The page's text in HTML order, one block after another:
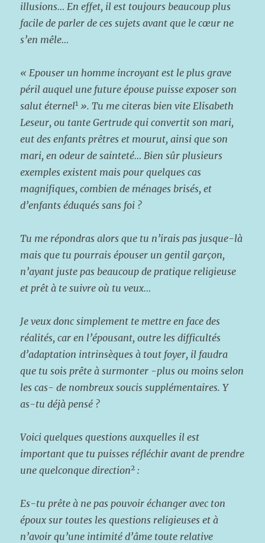
illusions… En effet, il est toujours beaucoup plus
facile de parler de ces sujets avant que le cœur ne
s’en mêle…
« Epouser un homme incroyant est le plus grave
péril auquel une future épouse puisse exposer son
salut éternel1 ». Tu me citeras bien vite Elisabeth
Leseur, ou tante Gertrude qui convertit son mari,
eut des enfants prêtres et mourut, ainsi que son
mari, en odeur de sainteté… Bien sûr plusieurs
exemples existent mais pour quelques cas
magnifiques, combien de ménages brisés, et
d’enfants éduqués sans foi ?
Tu me répondras alors que tu n’irais pas jusque-là
mais que tu pourrais épouser un gentil garçon,
n’ayant juste pas beaucoup de pratique religieuse
et prêt à te suivre où tu veux…
Je veux donc simplement te mettre en face des
réalités, car en l’épousant, outre les difficultés
d’adaptation intrinsèques à tout foyer, il faudra
que tu sois prête à surmonter -plus ou moins selon
les cas- de nombreux soucis supplémentaires. Y
as-tu déjà pensé ?
Voici quelques questions auxquelles il est
important que tu puisses réfléchir avant de prendre
une quelconque direction2 :
Es-tu prête à ne pas pouvoir échanger avec ton
époux sur toutes les questions religieuses et à
n’avoir qu’une intimité d’âme toute relative